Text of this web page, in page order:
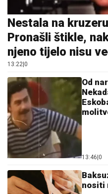
Nestala na
Pronašli štikle,
njeno tijelo nisu
13:22|0
Od
13:46|0
nositi